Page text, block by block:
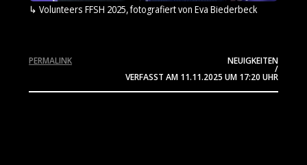
Volunteers FFSH 2025, fotografiert von Eva Biederbeck
NEUIGKEITEN
/
VERFASST AM 11.11.2025 UM 17:20 UHR
PERMALINK